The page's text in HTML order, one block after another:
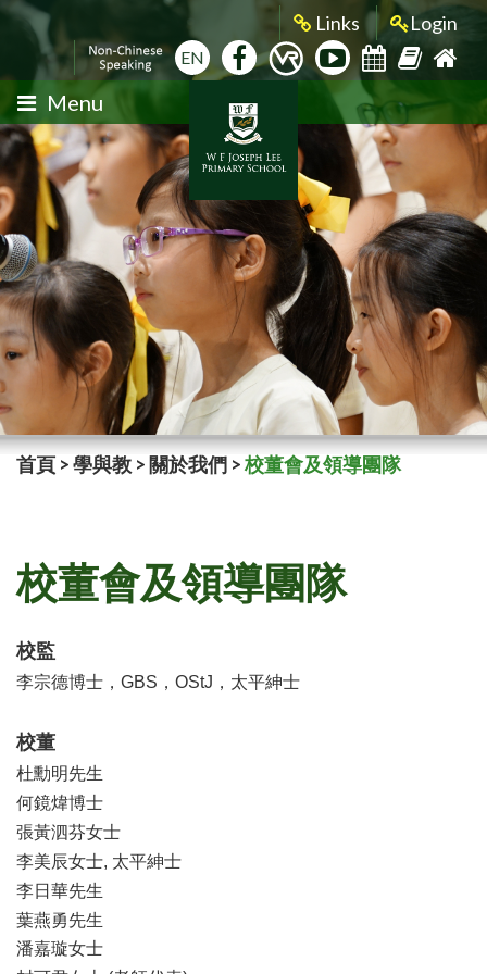
Links Login
EN
Menu
首頁 >學與教 > 關於我們 >校董會及領導團隊
校董會及領導團隊
校監
李宗德博士，GBS，OStJ，太平紳士
校董
杜勳明先生
何鏡煒博士
張黃泗芬女士
李美辰女士, 太平紳士
李日華先生
葉燕勇先生
潘嘉璇女士